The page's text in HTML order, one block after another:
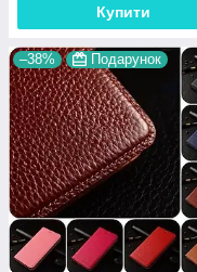
Купити
–38% Подарунок